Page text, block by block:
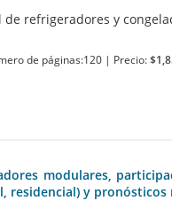
refrigeradores y
de páginas:120 | Precio:
modulares,
residencial) y pronósticos